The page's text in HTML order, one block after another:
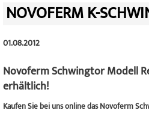
NOVOFERM K-
01.08.2012
Novoferm Schwingtor Modell
erhältlich!
Kaufen Sie bei uns online das Novoferm